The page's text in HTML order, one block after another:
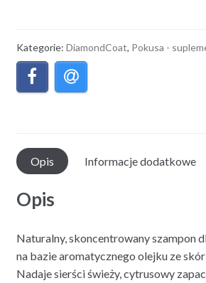
Kategorie: DiamondCoat, Pokusa -
Opis Informacje dodatkowe
Opis
Naturalny, skoncentrowany szampon
na bazie aromatycznego olejku ze
Nadaje sierści świeży, cytrusowy